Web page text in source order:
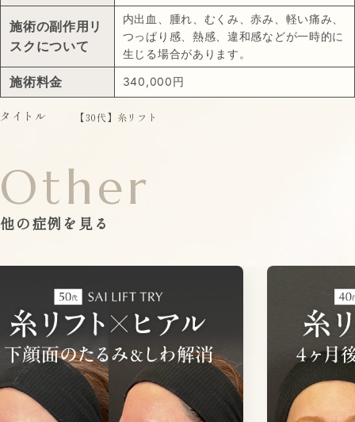
施術の副作用リ
スクについて
内出血、腫れ、むくみ、赤み、軽い痛み、
つっぱり感、熱感、違和感などが一時的に
生じる場合があります。
施術料金 340,000円
タイトル 【30代】糸リフト
Other
他の症例を見る